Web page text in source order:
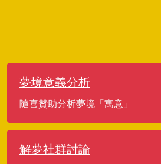
夢境意義分析
隨喜贊助分析夢境「寓意」
解夢社群討論